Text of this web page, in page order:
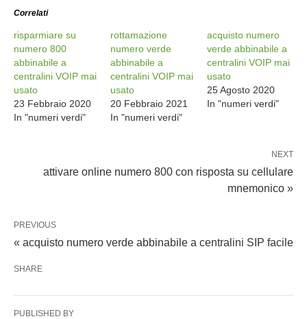
Correlati
risparmiare su
numero 800
abbinabile a
centralini VOIP mai
usato
23 Febbraio 2020
In "numeri verdi"
rottamazione
numero verde
abbinabile a
centralini VOIP mai
usato
20 Febbraio 2021
In "numeri verdi"
acquisto numero
verde abbinabile a
centralini VOIP mai
usato
25 Agosto 2020
In "numeri verdi"
NEXT
attivare online numero 800 con risposta su cellulare
mnemonico »
PREVIOUS
« acquisto numero verde abbinabile a centralini SIP facile
SHARE
PUBLISHED BY